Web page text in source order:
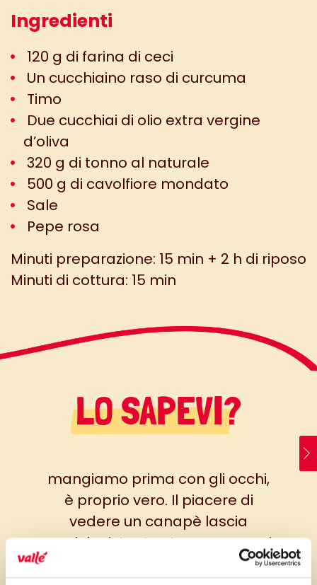
Ingredienti
120 g di farina di ceci
Un cucchiaino raso di curcuma
Timo
Due cucchiai di olio extra vergine
d’oliva
320 g di tonno al naturale
500 g di cavolfiore mondato
Sale
Pepe rosa
Minuti preparazione: 15 min + 2 h di riposo
Minuti di cottura: 15 min
LO SAPEVI?
mangiamo prima con gli occhi,
è proprio vero. Il piacere di
vedere un canapè lascia
qualche istante stupore per poi
apprezzare, assaggiando con